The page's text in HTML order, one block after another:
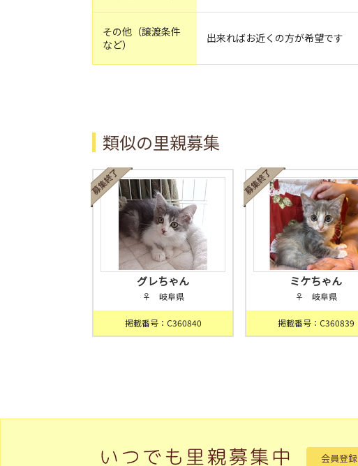
その他（譲渡条件
など）
出来ればお近くの方が希望です
類似の里親募集
グレちゃん
♀ 岐阜県
掲載番号：C360840
ミケちゃん
♀ 岐阜県
掲載番号：C360839
会員登録